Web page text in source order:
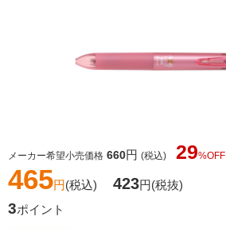
メーカー希望小売価格 660円 (税込) 29%OFF
465円(税込) 423円(税抜)
3ポイント